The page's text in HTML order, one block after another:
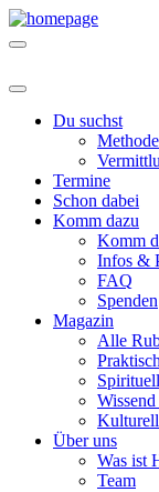
Du suchst
Termine
Schon dabei
Komm dazu
Komm
Infos &
FAQ
Spenden
Magazin
Alle
Über uns
Was ist
Team